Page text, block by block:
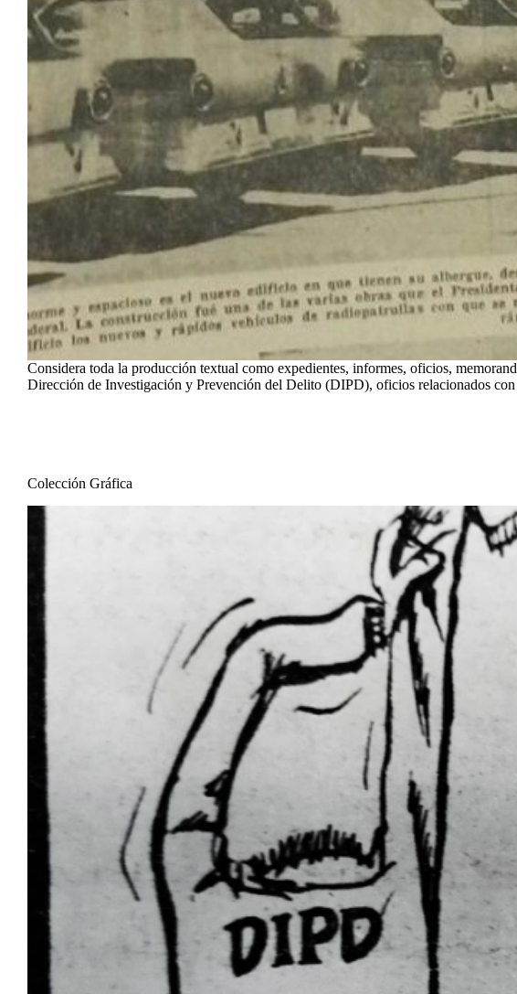
Considera toda la producción textual como expedientes, informes, oficios,
Dirección de Investigación y Prevención del Delito (DIPD), oficios relacionados
Colección Gráfica